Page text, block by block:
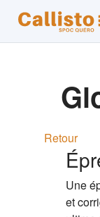
Passer au contenu
Retour
Une
et